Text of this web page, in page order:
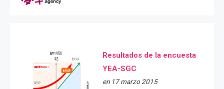
Resultados de la encuesta
YEA-SGC
en 17 marzo 2015